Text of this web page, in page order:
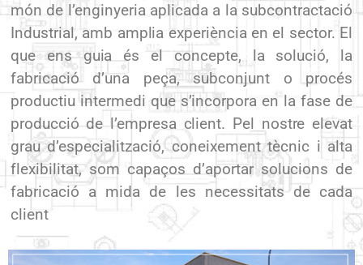
Veure més
món de l’enginyeria aplicada a la subcontractació
Industrial, amb amplia experiència en el sector. El
que ens guia és el concepte, la solució, la
fabricació d’una peça, subconjunt o procés
productiu intermedi que s’incorpora en la fase de
producció de l’empresa client. Pel nostre elevat
grau d’especialització, coneixement tècnic i alta
flexibilitat, som capaços d’aportar solucions de
fabricació a mida de les necessitats de cada
client